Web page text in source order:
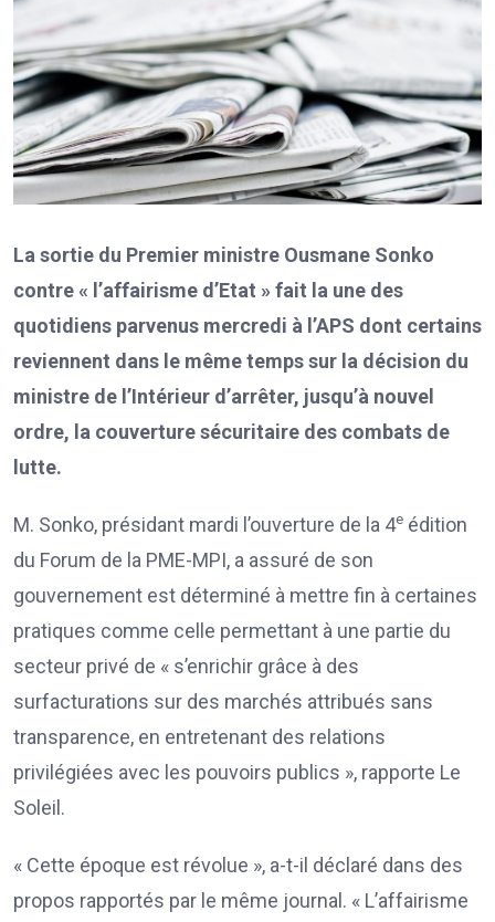
La sortie du Premier ministre Ousmane Sonko
contre « l’affairisme d’Etat » fait la une des
quotidiens parvenus mercredi à l’APS dont certains
reviennent dans le même temps sur la décision du
ministre de l’Intérieur d’arrêter, jusqu’à nouvel
ordre, la couverture sécuritaire des combats de
lutte.
M. Sonko, présidant mardi l’ouverture de la 4e édition
du Forum de la PME-MPI, a assuré de son
gouvernement est déterminé à mettre fin à certaines
pratiques comme celle permettant à une partie du
secteur privé de « s’enrichir grâce à des
surfacturations sur des marchés attribués sans
transparence, en entretenant des relations
privilégiées avec les pouvoirs publics », rapporte Le
Soleil.
« Cette époque est révolue », a-t-il déclaré dans des
propos rapportés par le même journal. « L’affairisme